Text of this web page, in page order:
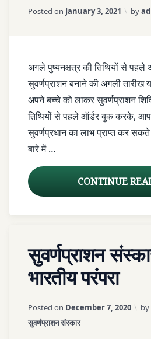
Posted on January 3, 2021 by
अगले पुष्यनक्षत्र की तिथियों से
सुवर्णप्राशन बनाने की अगली तारीख
अपने बच्चे को लाकर सुवर्णप्राशन
तिथियों से पहले ऑर्डर बुक करके,
सुवर्णप्रधान का लाभ प्राप्त कर
बारे में …
CONTINUE
NAXTRA
SUVARNAPRASHAN
SVARNA
PRASHAN
BINDU
PRAS
SWARNAPRASH
आयुर्वेद
ON
तिथि
सुवर्णप्राशन
भारतीय परंपरा
Posted on December 7, 2020 by
Categories:
सुवर्णप्राशन संस्कार
आयुर्वेद
आयुर्वेद
आयुर्वेद
A
COMMENT
ON
संस्कार
–